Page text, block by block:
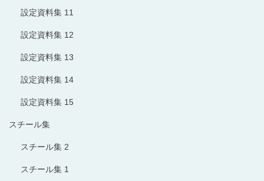
設定資料集 11
設定資料集 12
設定資料集 13
設定資料集 14
設定資料集 15
スチール集
スチール集 2
スチール集 1